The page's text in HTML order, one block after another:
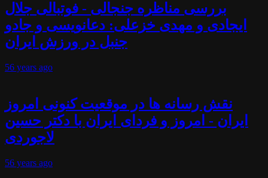
بررسی مناظره جنجالی - فوتبالی جلال
ایجادی و مهدی خزعلی: دعانویسی و جادو
جنبل در ورزش ایران
56 years ago
نقش رسانه ها در موقعیت کنونی امروز
ایران - امروز و فردای ایران با دکتر حسین
لاجوردی
56 years ago